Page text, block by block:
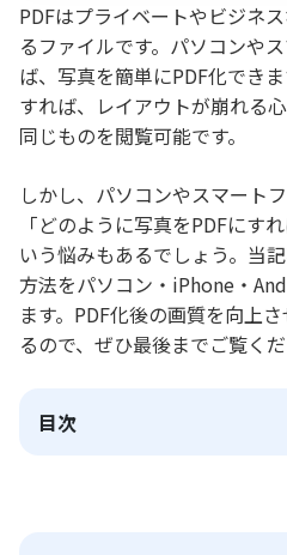
PDFはプライベートやビジネ
るファイルです。パソコンや
ば、写真を簡単にPDF化でき
すれば、レイアウトが崩れる
同じものを閲覧可能です。
しかし、パソコンやスマート
「どのように写真をPDFにす
いう悩みもあるでしょう。当
方法をパソコン・iPhone・
ます。PDF化後の画質を向上
るので、ぜひ最後までご覧くだ
目次